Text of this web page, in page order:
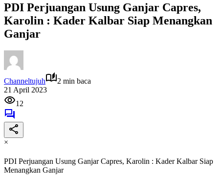
PDI Perjuangan Usung Ganjar Capres,
Karolin : Kader Kalbar Siap Menangkan
Ganjar
Channeltujuh
2 min baca
21 April 2023
12
×
PDI Perjuangan Usung Ganjar Capres, Karolin : Kader Kalbar Siap
Menangkan Ganjar